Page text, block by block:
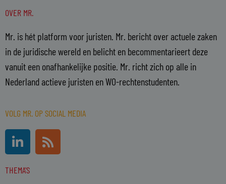
OVER MR.
Mr. is hét platform voor juristen. Mr. bericht over actuele zaken
in de juridische wereld en belicht en becommentarieert deze
vanuit een onafhankelijke positie. Mr. richt zich op alle in
Nederland actieve juristen en WO-rechtenstudenten.
VOLG MR. OP SOCIAL MEDIA
i
k
R
s
THEMA'S